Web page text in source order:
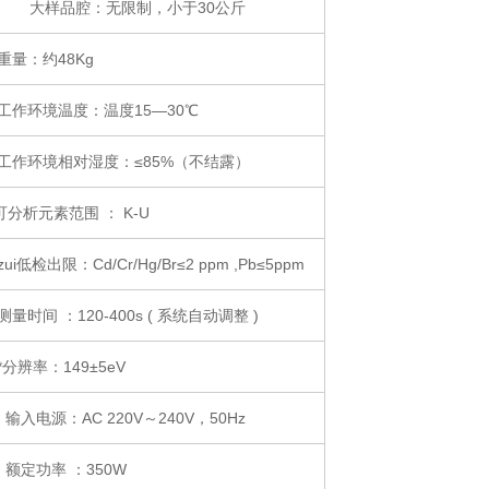
品腔：无限制，小于30公斤
量：约48Kg
作环境温度：温度15—30℃
作环境相对湿度：≤85%（不结露）
分析元素范围 ： K-U
低检出限：Cd/Cr/Hg/Br≤2 ppm ,Pb≤5ppm
量时间 ：120-400s ( 系统自动调整 )
辨率：149±5eV
输入电源：AC 220V～240V，50Hz
额定功率 ：350W